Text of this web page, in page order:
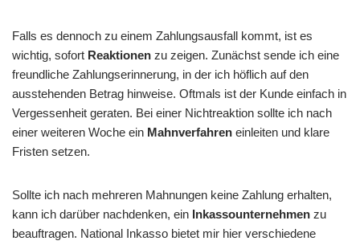
Falls es dennoch zu einem Zahlungsausfall kommt, ist es
wichtig, sofort Reaktionen zu zeigen. Zunächst sende ich eine
freundliche Zahlungserinnerung, in der ich höflich auf den
ausstehenden Betrag hinweise. Oftmals ist der Kunde einfach in
Vergessenheit geraten. Bei einer Nichtreaktion sollte ich nach
einer weiteren Woche ein Mahnverfahren einleiten und klare
Fristen setzen.
Sollte ich nach mehreren Mahnungen keine Zahlung erhalten,
kann ich darüber nachdenken, ein Inkassounternehmen zu
beauftragen. National Inkasso bietet mir hier verschiedene